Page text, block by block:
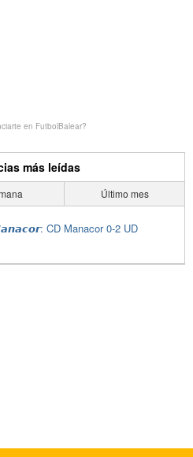
en FutbolBalear?
más leídas
Último mes
CD Manacor 0-2 UD